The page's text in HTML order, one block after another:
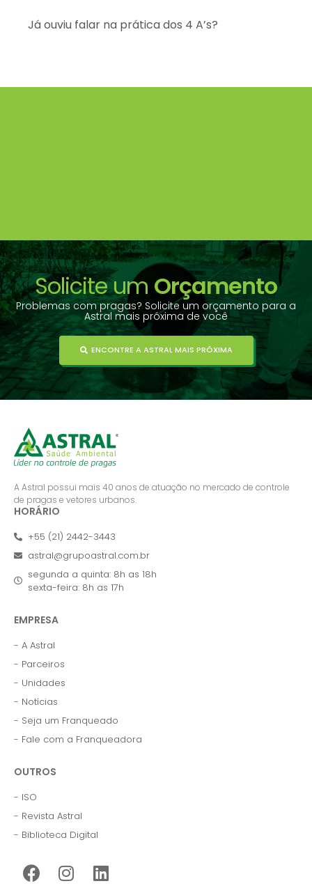
Já ouviu falar na prática dos 4 A’s?
Solicite um Orçamento
Problemas com pragas? Solicite um orçamento para a
Astral mais próxima de você
ENCONTRE A ASTRAL MAIS PRÓXIMA
A Astral possui mais 40 anos de atuação no mercado de controle
de pragas e vetores urbanos.
HORÁRIO
+55 (21) 2442-3443
astral@grupoastral.com.br
segunda a quinta: 8h as 18h
sexta-feira: 8h as 17h
EMPRESA
- A Astral
- Parceiros
- Unidades
- Notícias
- Seja um Franqueado
- Fale com a Franqueadora
OUTROS
- ISO
- Revista Astral
- Biblioteca Digital